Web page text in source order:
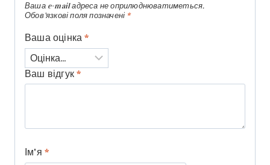
Ваша e-mail адреса не оприлюднюватиметься.
Обов’язкові поля позначені *
Ваша оцінка*
Ваш відгук*
Ім'я *